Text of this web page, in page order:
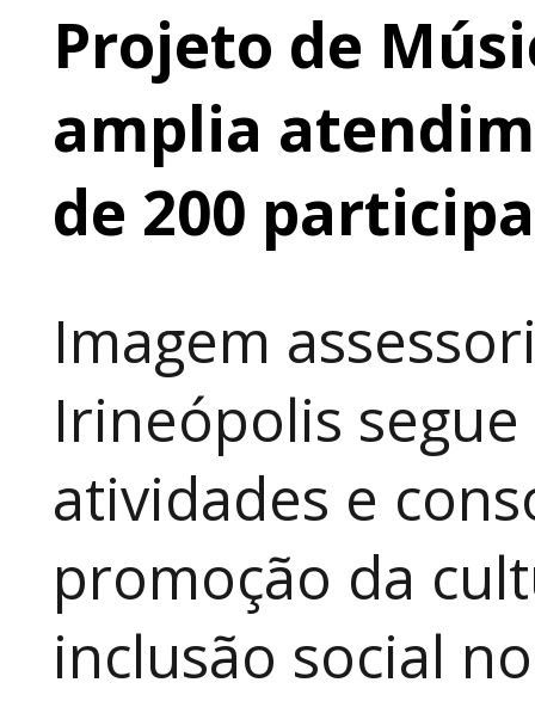
Projeto de
amplia
de 200
Imagem
Irineópolis
atividades e
promoção da
inclusão social